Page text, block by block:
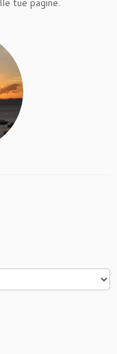
tue pagine.